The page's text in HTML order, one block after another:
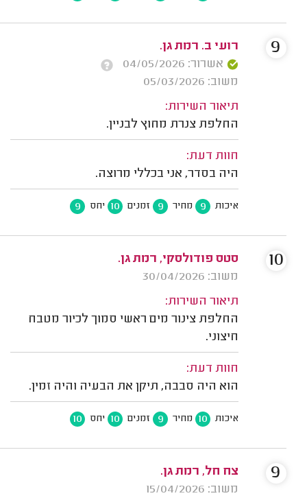
רועי ב. רמת גן.
אשרור: 04/05/2026
משוב: 05/03/2026
תיאור השירות:
החלפת צנרת מחוץ לבניין.
חוות דעת:
היה בסדר, אני בכללי מרוצה.
איכות 9 מחיר 9 זמנים 10 יחס 9
9
סטס פודולסקי, רמת גן.
משוב: 30/04/2026
תיאור השירות:
החלפת צינור מים ראשי סמוך לכיור מטבח
חיצוני.
חוות דעת:
הוא היה סבבה, תיקן את הבעיה והיה זמין.
איכות 10 מחיר 9 זמנים 10 יחס 10
10
צח חל, רמת גן.
משוב: 15/04/2026
9